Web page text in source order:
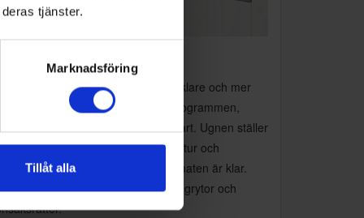
tjänster.
Marknadsföring
Tillåt alla
10
AutoPilot 10 blir matlagningen enklare och mer
Välj ett av de tio automatiska programmen,
in maträttens vikt och tryck på start. Ugnen ställer
in rätt värmeläge, temperatur och
- och stänger av sig när maten är klar.
för allt från kyckling och kött till grytor och